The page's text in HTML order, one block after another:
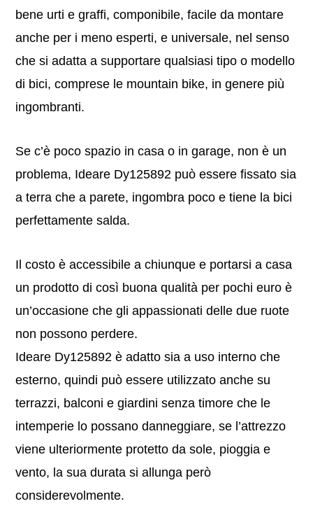
bene urti e graffi, componibile, facile da montare
anche per i meno esperti, e universale, nel senso
che si adatta a supportare qualsiasi tipo o modello
di bici, comprese le mountain bike, in genere più
ingombranti.
Se c’è poco spazio in casa o in garage, non è un
problema, Ideare Dy125892 può essere fissato sia
a terra che a parete, ingombra poco e tiene la bici
perfettamente salda.
Il costo è accessibile a chiunque e portarsi a casa
un prodotto di così buona qualità per pochi euro è
un’occasione che gli appassionati delle due ruote
non possono perdere.
Ideare Dy125892 è adatto sia a uso interno che
esterno, quindi può essere utilizzato anche su
terrazzi, balconi e giardini senza timore che le
intemperie lo possano danneggiare, se l’attrezzo
viene ulteriormente protetto da sole, pioggia e
vento, la sua durata si allunga però
considerevolmente.